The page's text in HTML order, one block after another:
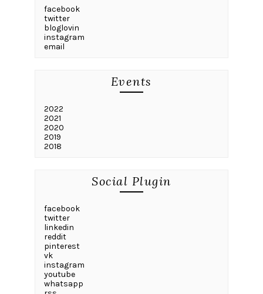
facebook
twitter
bloglovin
instagram
email
Events
2022
2021
2020
2019
2018
Social Plugin
facebook
twitter
linkedin
reddit
pinterest
vk
instagram
youtube
whatsapp